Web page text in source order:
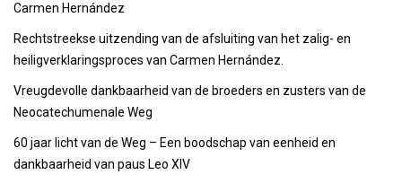
Carmen Hernández
Rechtstreekse uitzending van de afsluiting van het zalig- en
heiligverklaringsproces van Carmen Hernández.
Vreugdevolle dankbaarheid van de broeders en zusters van de
Neocatechumenale Weg
60 jaar licht van de Weg – Een boodschap van eenheid en
dankbaarheid van paus Leo XIV